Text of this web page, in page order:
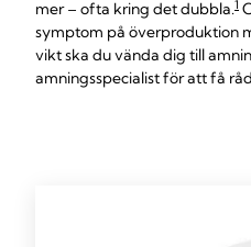
mer – ofta kring det dubbla.1
symptom på överproduktion
vikt ska du vända dig till
amningsspecialist för att få